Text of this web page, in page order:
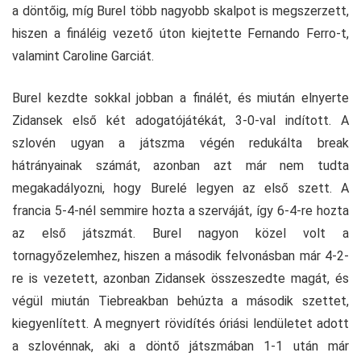
a döntőig, míg Burel több nagyobb skalpot is megszerzett,
hiszen a fináléig vezető úton kiejtette Fernando Ferro-t,
valamint Caroline Garciát.
Burel kezdte sokkal jobban a finálét, és miután elnyerte
Zidansek első két adogatójátékát, 3-0-val indított. A
szlovén ugyan a játszma végén redukálta break
hátrányainak számát, azonban azt már nem tudta
megakadályozni, hogy Burelé legyen az első szett. A
francia 5-4-nél semmire hozta a szerváját, így 6-4-re hozta
az első játszmát. Burel nagyon közel volt a
tornagyőzelemhez, hiszen a második felvonásban már 4-2-
re is vezetett, azonban Zidansek összeszedte magát, és
végül miután Tiebreakban behúzta a második szettet,
kiegyenlített. A megnyert rövidítés óriási lendületet adott
a szlovénnak, aki a döntő játszmában 1-1 után már